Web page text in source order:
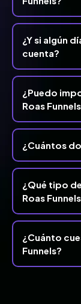
no
cláusulas SCC
¿Y si algún
cuenta?
campañas
¿Puedo
Roas
¿Cuántos
¿Qué tipo
Roas
¿Cuánto
Funnels?